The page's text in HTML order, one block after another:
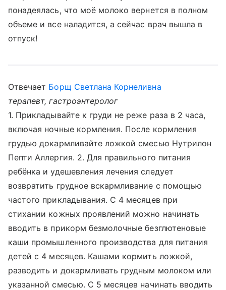
понадеялась, что моё молоко вернется в полном
объеме и все наладится, а сейчас врач вышла в
отпуск!
Отвечает Борщ Светлана Корнеливна
терапевт, гастроэнтеролог
1. Прикладывайте к груди не реже раза в 2 часа,
включая ночные кормления. После кормления
грудью докармливайте ложкой смесью Нутрилон
Пепти Аллергия. 2. Для правильного питания
ребёнка и удешевления лечения следует
возвратить грудное вскармливание с помощью
частого прикладывания. С 4 месяцев при
стихании кожных проявлений можно начинать
вводить в прикорм безмолочные безглютеновые
каши промышленного производства для питания
детей с 4 месяцев. Кашами кормить ложкой,
разводить и докармливать грудным молоком или
указанной смесью. С 5 месяцев начинать вводить